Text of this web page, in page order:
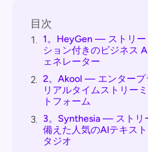
目次
1. 1。HeyGen — ストリ
ション付きのビジネス
ェネレーター
2. 2。Akool — エンタープ
リアルタイムストリー
トフォーム
3. 3。Synthesia — ストリ
備えた人気のAIテキス
タジオ